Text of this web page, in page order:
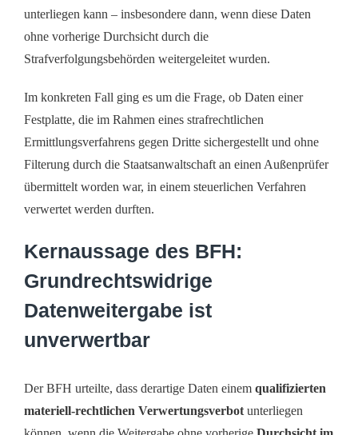
unterliegen kann – insbesondere dann, wenn diese Daten
ohne vorherige Durchsicht durch die
Strafverfolgungsbehörden weitergeleitet wurden.
Im konkreten Fall ging es um die Frage, ob Daten einer
Festplatte, die im Rahmen eines strafrechtlichen
Ermittlungsverfahrens gegen Dritte sichergestellt und ohne
Filterung durch die Staatsanwaltschaft an einen Außenprüfer
übermittelt worden war, in einem steuerlichen Verfahren
verwertet werden durften.
Kernaussage des BFH:
Grundrechtswidrige
Datenweitergabe ist
unverwertbar
Der BFH urteilte, dass derartige Daten einem qualifizierten
materiell-rechtlichen Verwertungsverbot unterliegen